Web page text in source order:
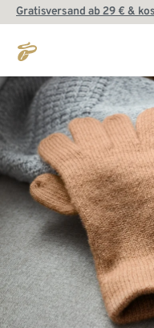
Gratisversand ab 29 € &